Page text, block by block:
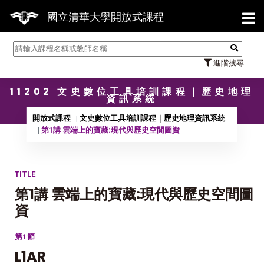
國立清華大學開放式課程
進階搜尋
【
11202 文史數位工具培訓課程｜歷史地理
資訊系統
開放式課程
文史數位工具培訓課程｜歷史地理資訊系統
第1講 雲端上的寶藏:現代與歷史空間圖資
TITLE
第1講 雲端上的寶藏:現代與歷史空間圖
資
第1節
L1AR